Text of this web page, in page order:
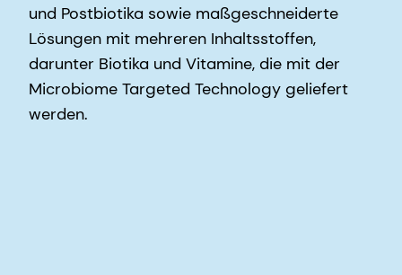
und Postbiotika sowie maßgeschneiderte
Lösungen mit mehreren Inhaltsstoffen,
darunter Biotika und Vitamine, die mit der
Microbiome Targeted Technology geliefert
werden.